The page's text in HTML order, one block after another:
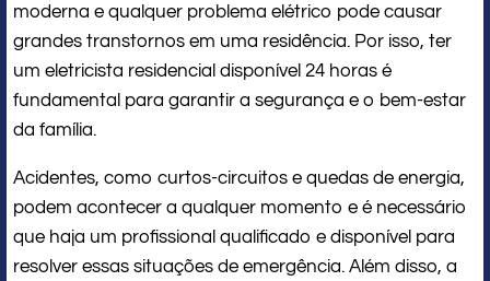
moderna e qualquer problema elétrico pode causar
grandes transtornos em uma residência. Por isso, ter
um eletricista residencial disponível 24 horas é
fundamental para garantir a segurança e o bem-estar
da família.
Acidentes, como curtos-circuitos e quedas de energia,
podem acontecer a qualquer momento e é necessário
que haja um profissional qualificado e disponível para
resolver essas situações de emergência. Além disso, a